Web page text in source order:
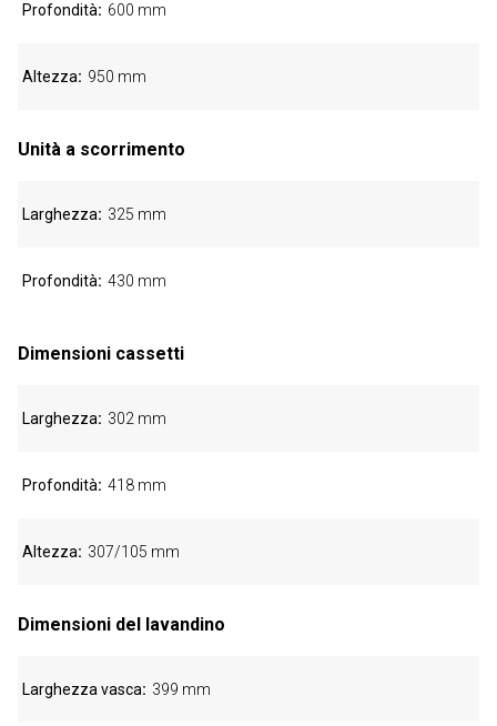
Profondità 600 mm
Altezza 950 mm
Unità a scorrimento
Larghezza 325 mm
Profondità 430 mm
Dimensioni cassetti
Larghezza 302 mm
Profondità 418 mm
Altezza 307/105 mm
Dimensioni del lavandino
Larghezza vasca 399 mm